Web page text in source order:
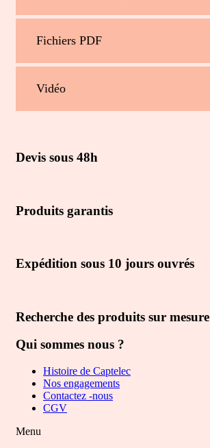
Fichiers PDF
Vidéo
Devis sous 48h
Produits garantis
Expédition sous 10 jours ouvrés
Recherche des produits sur mesure
Qui sommes nous ?
Histoire de Captelec
Nos engagements
Contactez -nous
CGV
Menu